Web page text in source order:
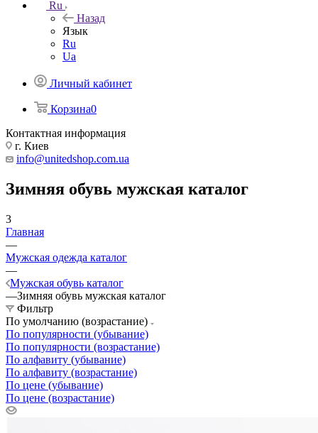
Ru
Назад
Язык
Ru
Ua
Личный кабинет
Корзина0
Контактная информация
г. Киев
info@unitedshop.com.ua
Зимняя обувь мужская каталог
3
Главная
—
Мужская одежда каталог
—
Мужская обувь каталог
—Зимняя обувь мужская каталог
Фильтр
По умолчанию (возрастание)
По популярности (убывание)
По популярности (возрастание)
По алфавиту (убывание)
По алфавиту (возрастание)
По цене (убывание)
По цене (возрастание)